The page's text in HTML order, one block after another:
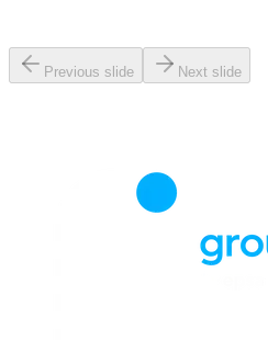
Previous slide Next slide